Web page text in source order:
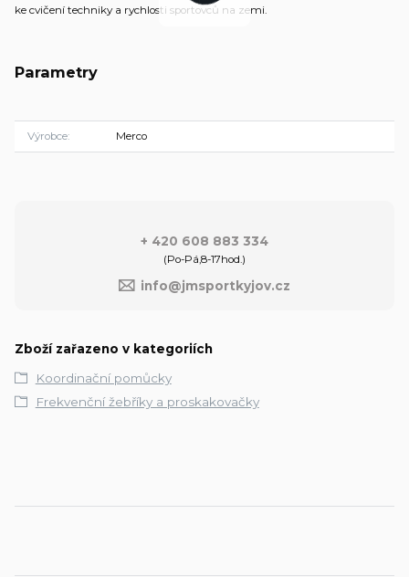
ke cvičení techniky a rychlosti sportovců na zemi.
Parametry
Výrobce Merco
+ 420 608 883 334
(Po-Pá,8-17hod.)
info@jmsportkyjov.cz
Zboží zařazeno v kategoriích
Koordinační pomůcky
Frekvenční žebříky a proskakovačky